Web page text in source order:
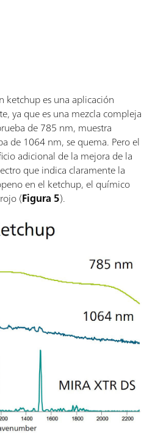
ketchup es una aplicación
ya que es una mezcla compleja
de 785 nm, muestra
de 1064 nm, se quema. Pero el
adicional de la mejora de la
que indica claramente la
en el ketchup, el químico
(Figura 5).